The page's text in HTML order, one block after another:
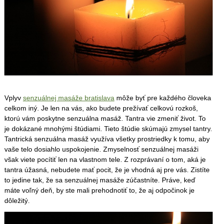
Vplyv senzuálnej masáže bratislavamôže byť pre každého človeka
celkom iný. Je len na vás, ako budete prežívať celkovú rozkoš,
ktorú vám poskytne senzuálna masáž. Tantra vie zmeniť život. To
je dokázané mnohými štúdiami. Tieto štúdie skúmajú zmysel tantry.
Tantrická senzuálna masáž využíva všetky prostriedky k tomu, aby
vaše telo dosiahlo uspokojenie. Zmyselnosť senzuálnej masáži
však viete pocítiť len na vlastnom tele. Z rozprávaní o tom, aká je
tantra úžasná, nebudete mať pocit, že je vhodná aj pre vás. Zistíte
to jedine tak, že sa senzuálnej masáže zúčastníte. Práve, keď
máte voľný deň, by ste mali prehodnotiť to, že aj odpočinok je
dôležitý.